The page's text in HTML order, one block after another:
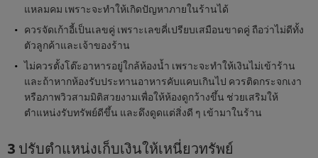
แหลมคม เพราะจะทำให้เกิดปัญหาภายในร้านได้
ควรจัดเก้าอี้เป็นเลขคู่ เพราะเลขคี่เปรียบเสมือนขาดคู่ ถือว่าไม่ดีทั้ง
ตัวลูกค้าและเจ้าของร้าน
ไม่ควรตั้งโต๊ะอาหารอยู่ใกล้ห้องน้ำ เพราะจะทำให้เงินไม่เข้าร้าน
และถ้าหากห้องรับประทานอาหารคับแคบเกินไป ควรติดกระจกเงา
หรือภาพวิวสามมิติสวยงามเพื่อให้ห้องดูกว้างขึ้น ช่วยเสริมให้
ตำแหน่งรับทรัพย์ดีขึ้น และดึงดูดแต่สิ่งดี ๆ เข้ามาในร้าน
3 ปรับตำแหน่งเก็บเงินให้เหนี่ยวทรัพย์